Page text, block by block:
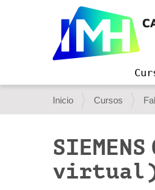
v
a
c
i
U
s
e
d
Inicio Cursos